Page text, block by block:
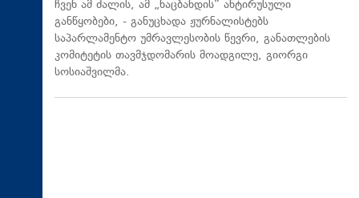
ჩვენ ამ ძალის, ამ „ნაცბანდის“ ანტირუსული
განწყობები, - განუცხადა ჟურნალისტებს
საპარლამენტო უმრავლესობის წევრი, განათლების
კომიტეტის თავმჯდომარის მოადგილე, გიორგი
სოსიაშვილმა.